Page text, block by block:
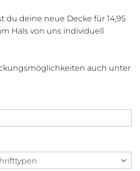
du deine neue Decke für 14,95
Hals von uns individuell
auch unter